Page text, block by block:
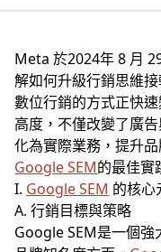
Meta 於2024年 8 月
解如何升級行銷思維
數位行銷的方式正快
高度，不僅改變了廣
化為實際業務，提升
Google SEM的最佳實
I. Google SEM 的核心
A. 行銷目標與策略
Google SEM是一個強